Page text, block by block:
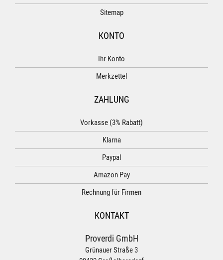
Sitemap
KONTO
Ihr Konto
Merkzettel
ZAHLUNG
Vorkasse (3% Rabatt)
Klarna
Paypal
Amazon Pay
Rechnung für Firmen
KONTAKT
Proverdi GmbH
Grünauer Straße 3